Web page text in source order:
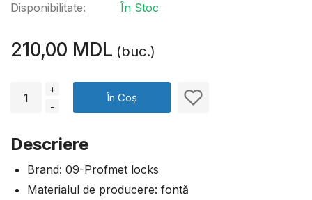
Disponibilitate:
În Stoc
210,00 MDL (buc.)
+
-
În Coș
Descriere
Brand: 09-Profmet locks
Materialul de producere: fontă